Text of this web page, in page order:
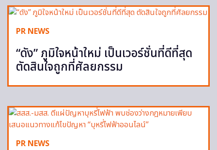
PR NEWS
“ดัง” ภูมิใจหน้าใหม่ เป็นเวอร์ชั่นที่ดีที่สุด
ตัดสินใจถูกที่ศัลยกรรม
PR NEWS